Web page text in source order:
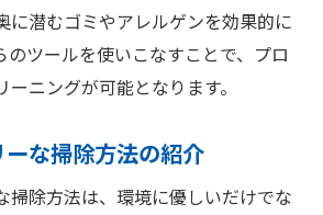
に潜むゴミやアレルゲンを効果的に
のツールを使いこなすことで、プロ
ニングが可能となります。
な掃除方法の紹介
掃除方法は、環境に優しいだけでな